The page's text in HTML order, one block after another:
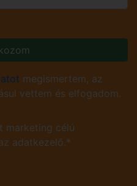
megismertem, az
vettem és elfogadom.
marketing célú
adatkezelő.*